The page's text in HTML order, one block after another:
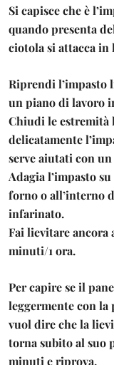
Si capisce che è
quando presenta
ciotola si attacca
Riprendi l’impasto
un piano di lavoro
Chiudi le estremità
delicatamente
serve aiutati con
Adagia l’impasto
forno o all’interno
infarinato.
Fai lievitare ancora
minuti/1 ora.
Per capire se il
leggermente con la
vuol dire che la
torna subito al suo
minuti e riprova.